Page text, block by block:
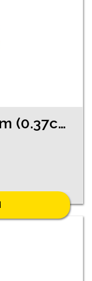
Gredzens ar briljantiem (0.37ct) 1022-5261